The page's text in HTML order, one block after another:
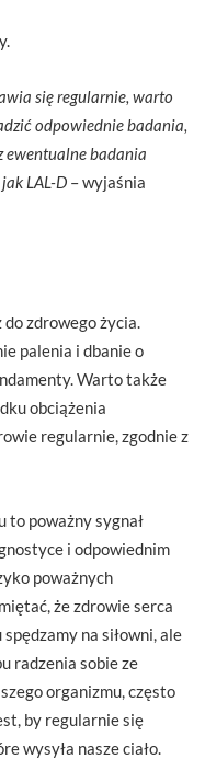
się regularnie, warto
odpowiednie badania,
ewentualne badania
LAL-D – wyjaśnia
zdrowego życia.
palenia i dbanie o
Warto także
obciążenia
regularnie, zgodnie z
to poważny sygnał
i odpowiednim
poważnych
że zdrowie serca
na siłowni, ale
radzenia sobie ze
organizmu, często
by regularnie się
wysyła nasze ciało.